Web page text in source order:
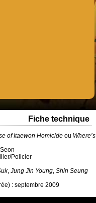
Fiche technique
of Itaewon Homicide ou Where’s
Policier
, Jung Jin Young, Shin Seung
: septembre 2009